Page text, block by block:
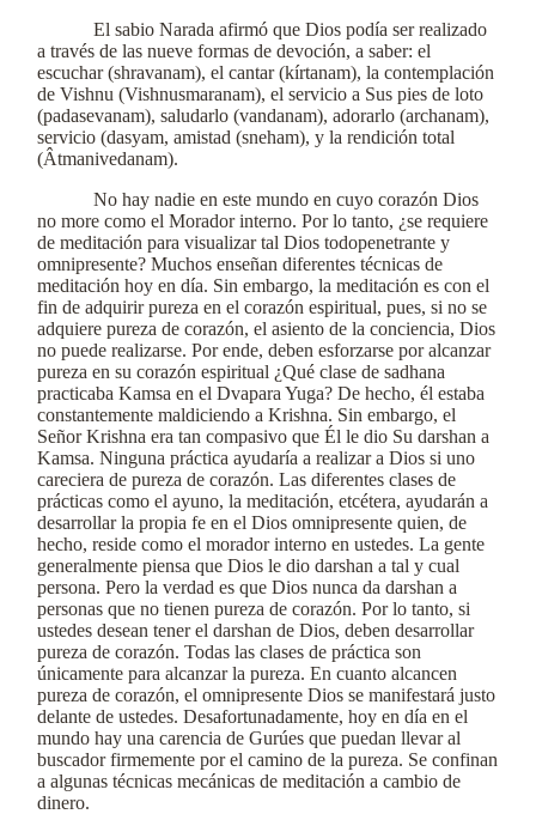
El sabio Narada afirmó que Dios podía ser realizado
a través de las nueve formas de devoción, a saber: el
escuchar (shravanam), el cantar (kírtanam), la contemplación
de Vishnu (Vishnusmaranam), el servicio a Sus pies de loto
(padasevanam), saludarlo (vandanam), adorarlo (archanam),
servicio (dasyam, amistad (sneham), y la rendición total
(Âtmanivedanam).
No hay nadie en este mundo en cuyo corazón Dios
no more como el Morador interno. Por lo tanto, ¿se requiere
de meditación para visualizar tal Dios todopenetrante y
omnipresente? Muchos enseñan diferentes técnicas de
meditación hoy en día. Sin embargo, la meditación es con el
fin de adquirir pureza en el corazón espiritual, pues, si no se
adquiere pureza de corazón, el asiento de la conciencia, Dios
no puede realizarse. Por ende, deben esforzarse por alcanzar
pureza en su corazón espiritual ¿Qué clase de sadhana
practicaba Kamsa en el Dvapara Yuga? De hecho, él estaba
constantemente maldiciendo a Krishna. Sin embargo, el
Señor Krishna era tan compasivo que Él le dio Su darshan a
Kamsa. Ninguna práctica ayudaría a realizar a Dios si uno
careciera de pureza de corazón. Las diferentes clases de
prácticas como el ayuno, la meditación, etcétera, ayudarán a
desarrollar la propia fe en el Dios omnipresente quien, de
hecho, reside como el morador interno en ustedes. La gente
generalmente piensa que Dios le dio darshan a tal y cual
persona. Pero la verdad es que Dios nunca da darshan a
personas que no tienen pureza de corazón. Por lo tanto, si
ustedes desean tener el darshan de Dios, deben desarrollar
pureza de corazón. Todas las clases de práctica son
únicamente para alcanzar la pureza. En cuanto alcancen
pureza de corazón, el omnipresente Dios se manifestará justo
delante de ustedes. Desafortunadamente, hoy en día en el
mundo hay una carencia de Gurúes que puedan llevar al
buscador firmemente por el camino de la pureza. Se confinan
a algunas técnicas mecánicas de meditación a cambio de
dinero.